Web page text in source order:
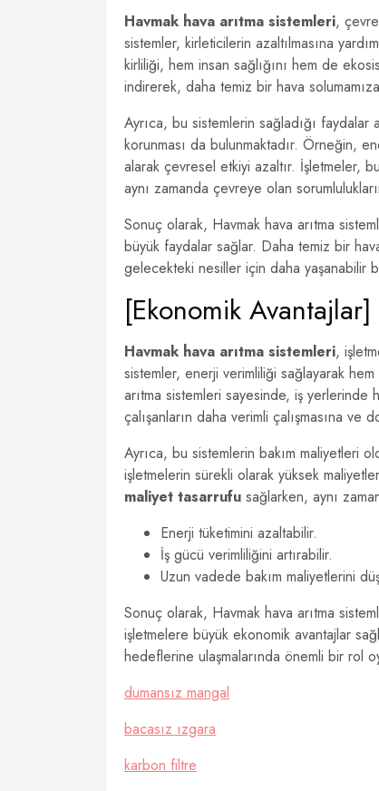
Havmak hava arıtma sistemleri,
sistemler, kirleticilerin azaltılmasına
kirliliği, hem insan sağlığını hem de
indirerek, daha temiz bir hava
Ayrıca, bu sistemlerin sağladığı faydalar
korunması da bulunmaktadır. Örneğin,
alarak çevresel etkiyi azaltır. İşletmeler,
aynı zamanda çevreye olan
Sonuç olarak, Havmak hava arıtma
büyük faydalar sağlar. Daha temiz bir
gelecekteki nesiller için daha yaşanabilir
[Ekonomik Avantajlar]
Havmak hava arıtma sistemleri,
sistemler, enerji verimliliği sağlayarak
arıtma sistemleri sayesinde, iş yerlerinde
çalışanların daha verimli çalışmasına ve
Ayrıca, bu sistemlerin bakım maliyetleri
işletmelerin sürekli olarak yüksek
maliyet tasarrufu sağlarken, aynı
Enerji tüketimini azaltabilir.
İş gücü verimliliğini artırabilir.
Uzun vadede bakım maliyetlerini
Sonuç olarak, Havmak hava arıtma
işletmelere büyük ekonomik avantajlar
hedeflerine ulaşmalarında önemli bir rol
dumansız mangal
bacasız ızgara
karbon filtre